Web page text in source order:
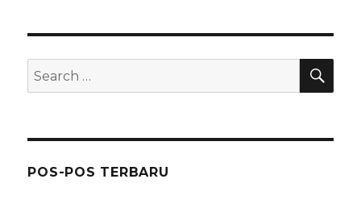
Search
for:
POS-POS TERBARU